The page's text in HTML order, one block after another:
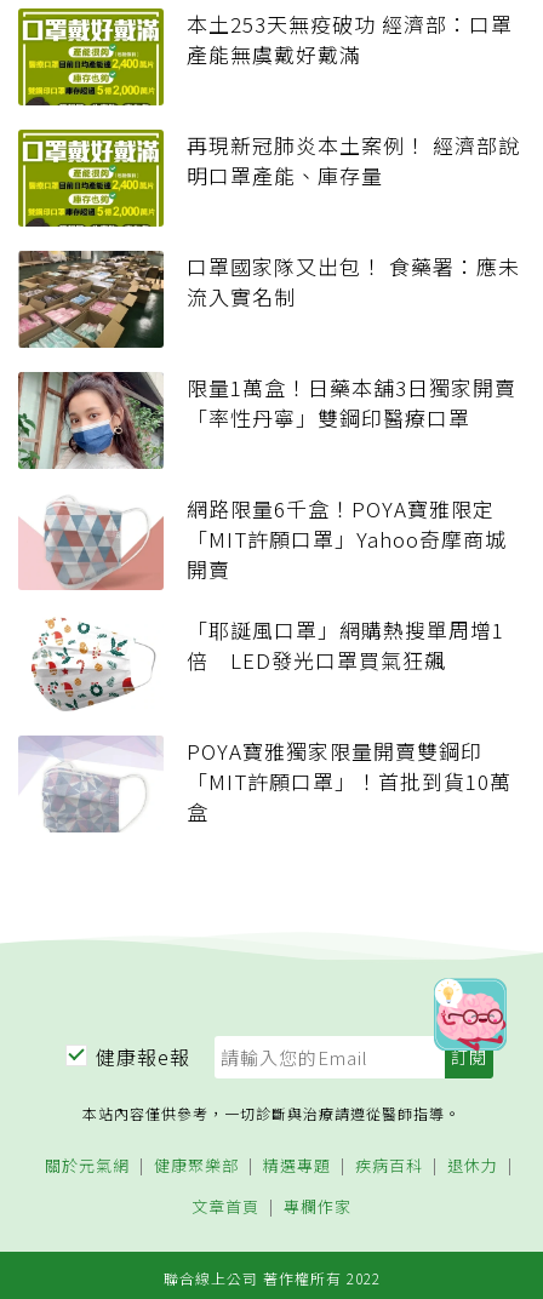
本土253天無疫破功 經濟部：口罩
產能無虞戴好戴滿
再現新冠肺炎本土案例！ 經濟部說
明口罩產能、庫存量
口罩國家隊又出包！ 食藥署：應未
流入實名制
限量1萬盒！日藥本舖3日獨家開賣
「率性丹寧」雙鋼印醫療口罩
網路限量6千盒！POYA寶雅限定
「MIT許願口罩」Yahoo奇摩商城
開賣
「耶誕風口罩」網購熱搜單周增1
倍 LED發光口罩買氣狂飆
POYA寶雅獨家限量開賣雙鋼印
「MIT許願口罩」！首批到貨10萬
盒
健康報e報
本站內容僅供參考，一切診斷與治療請遵從醫師指導。
關於元氣網 健康聚樂部 精選專題 疾病百科
退休力
文章首頁
專欄作家
聯合線上公司 著作權所有 2022